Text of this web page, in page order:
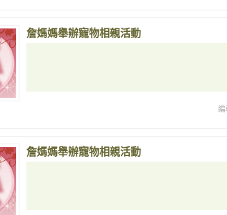
詹媽媽舉辦寵物相親活動
編
詹媽媽舉辦寵物相親活動